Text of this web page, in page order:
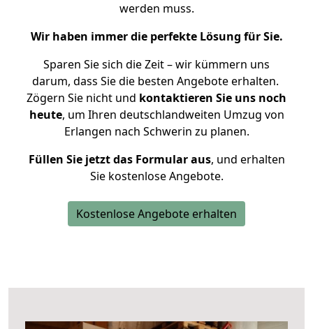
werden muss.
Wir haben immer die perfekte Lösung für Sie.
Sparen Sie sich die Zeit – wir kümmern uns
darum, dass Sie die besten Angebote erhalten.
Zögern Sie nicht und kontaktieren Sie uns noch
heute, um Ihren deutschlandweiten Umzug von
Erlangen nach Schwerin zu planen.
Füllen Sie jetzt das Formular aus, und erhalten
Sie kostenlose Angebote.
Kostenlose Angebote erhalten